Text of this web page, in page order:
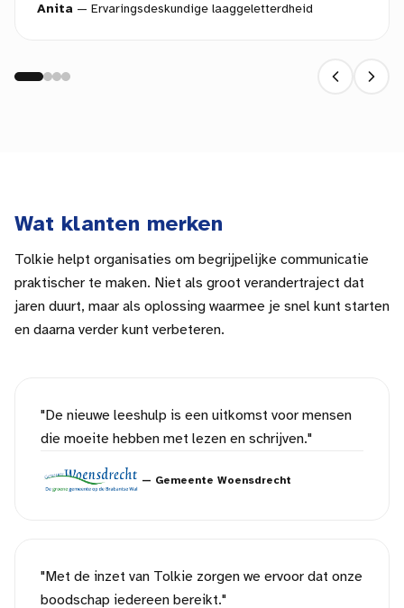
Anita — Ervaringsdeskundige laaggeletterdheid
Wat klanten merken
Tolkie helpt organisaties om begrijpelijke communicatie
praktischer te maken. Niet als groot verandertraject dat
jaren duurt, maar als oplossing waarmee je snel kunt starten
en daarna verder kunt verbeteren.
"De nieuwe leeshulp is een uitkomst voor mensen
die moeite hebben met lezen en schrijven."
— Gemeente Woensdrecht
"Met de inzet van Tolkie zorgen we ervoor dat onze
boodschap iedereen bereikt."